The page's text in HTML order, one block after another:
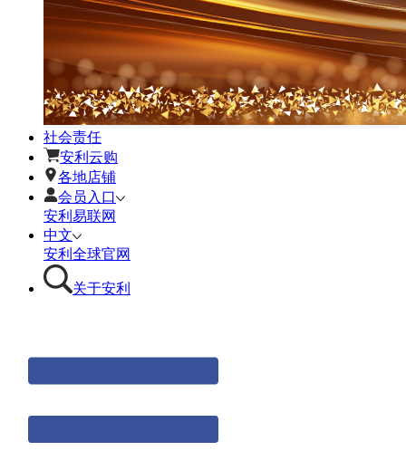
社会责任
安利云购
各地店铺
会员入口
安利易联网
中文
安利全球官网
关于安利